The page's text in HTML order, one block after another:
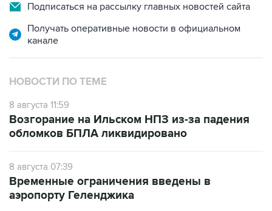
Подписаться на рассылку главных новостей сайта
Получать оперативные новости в официальном
канале
НОВОСТИ ПО ТЕМЕ
8 августа 11:59
Возгорание на Ильском НПЗ из-за падения
обломков БПЛА ликвидировано
8 августа 07:39
Временные ограничения введены в
аэропорту Геленджика